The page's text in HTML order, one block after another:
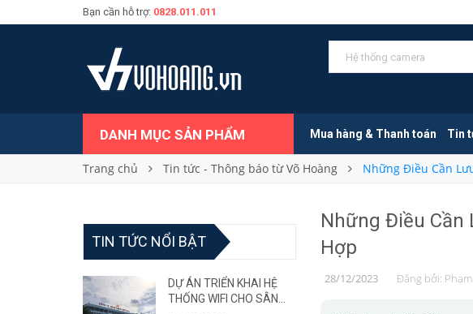
Bạn cần hỗ trợ: 0828.011.011
DANH MỤC SẢN PHẨM Mua hàng & Thanh toán Tin
Trang chủ Tin tức - Thông báo từ Võ Hoàng Những Điều Cần
Những Điều Cần
Hợp
28/12/2023 Đăng bởi:
TIN TỨC NỔI BẬT
DỰ ÁN TRIỂN KHAI HỆ
THỐNG WIFI CHO SÂN